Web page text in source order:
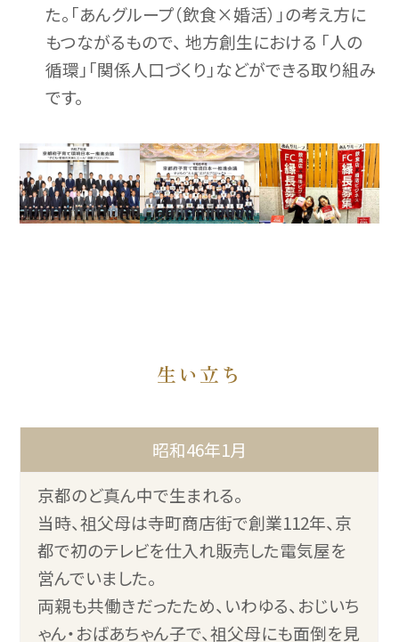
た。「あんグループ（飲食×婚活）」の考え方に
もつながるもので、 地方創生における 「人の
循環」「関係人口づくり」などができる取り組み
です。
生い立ち
昭和46年1月
京都のど真ん中で生まれる。
当時、祖父母は寺町商店街で創業112年、京
都で初のテレビを仕入れ販売した電気屋を
営んでいました。
両親も共働きだったため、いわゆる、おじいち
ゃん・おばあちゃん子で、祖父母にも面倒を見